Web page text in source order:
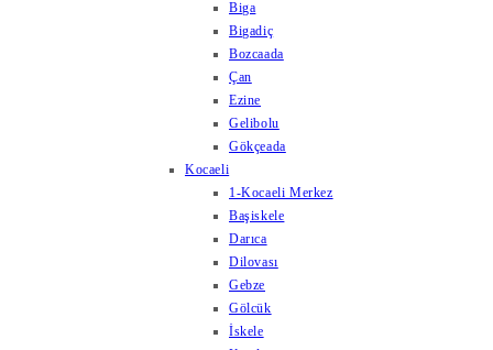
Biga
Bigadiç
Bozcaada
Çan
Ezine
Gelibolu
Gökçeada
Kocaeli
1-Kocaeli Merkez
Başiskele
Darıca
Dilovası
Gebze
Gölcük
İskele